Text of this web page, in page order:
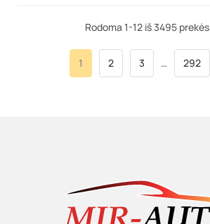
Rodoma 1-12 iš 3495
1 2 3 … 292